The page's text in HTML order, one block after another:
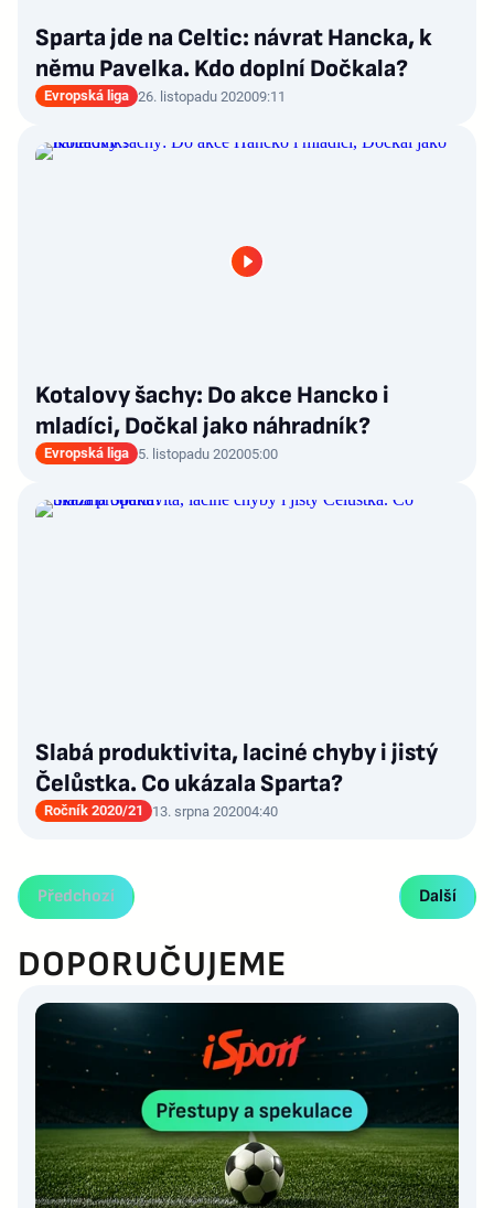
Sparta jde na Celtic: návrat Hancka, k
němu Pavelka. Kdo doplní Dočkala?
Evropská liga 26. listopadu 202009:11
Kotalovy šachy: Do akce Hancko i
mladíci, Dočkal jako náhradník?
Evropská liga 5. listopadu 202005:00
Slabá produktivita, laciné chyby i jistý
Čelůstka. Co ukázala Sparta?
Ročník 2020/21 13. srpna 202004:40
Předchozí Další
DOPORUČUJEME